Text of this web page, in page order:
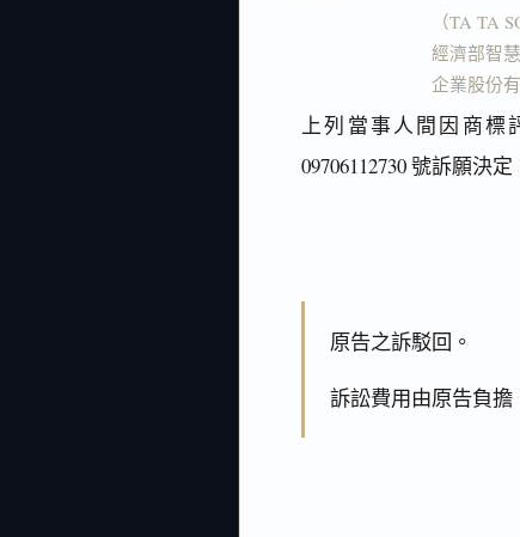
（TA TA
經濟部智
企業股份
上列當事人間因商標
09706112730 號訴願決
原告之訴駁回。
訴訟費用由原告負擔